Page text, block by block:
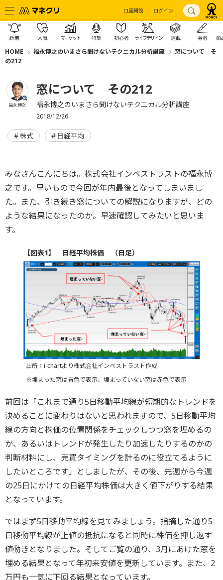
口座開設 ログイン
新着 人気 マーケット 特集 初心者 ライフデザイン 連載 著者 商
HOME 福永博之のいまさら聞けないテクニカル分析講座
窓について そ
の212
福永 博之
窓について その212
福永博之のいまさら聞けないテクニカル分析講座
2018/12/26
株式 日経平均
みなさんこんにちは。株式会社インベストラストの福永博
之です。早いもので今回が年内最後となってしまいまし
た。また、引き続き窓についての解説になりますが、どの
ような結果になったのか。早速確認してみたいと思いま
す。
【図表1】 日経平均株価 （日足）
出所：i-chartより株式会社インベストラスト作成
※埋まった窓は青色で表示、埋まっていない窓は赤色で表示
前回は「これまで通り5日移動平均線が短期的なトレンドを
決めることに変わりはないと思われますので、5日移動平均
線の方向と株価の位置関係をチェックしつつ窓を埋めるの
か、あるいはトレンドが発生したり加速したりするのかの
判断材料にし、売買タイミングを計るのに役立てるように
したいところです」としましたが、その後、先週から今週
の25日にかけての日経平均株価は大きく値下がりする結果
となっています。
ではまず5日移動平均線を見てみましょう。指摘した通り5
日移動平均線が上値の抵抗になると同時に株価を押し返す
値動きとなりました。そしてご覧の通り、3月にあけた窓を
埋める結果となって年初来安値を更新しています。また、2
万円も一気に下回る結果となっています。